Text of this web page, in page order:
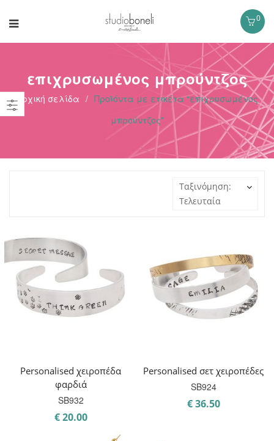
0
επιχρυσωμένος μπρούντζος
Αρχική σελίδα / Προϊόντα με ετικέτα “επιχρυσωμένος
μπρούντζος”
Ταξινόμηση:
Τελευταία
Personalised χειροπέδα
φαρδιά
SB932
€20.00
Personalised σετ χειροπέδες
SB924
€36.50